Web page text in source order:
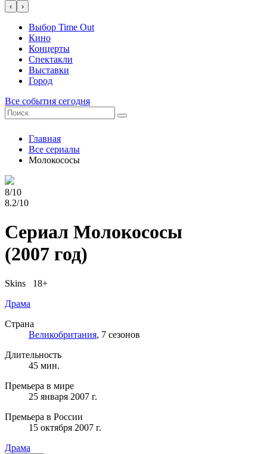
‹ ›
Выбор Time Out
Кино
Концерты
Спектакли
Выставки
Город
Все события сегодня
Главная
Все сериалы
Молокососы
8/10
8.2/10
Сериал Молокососы
(2007 год)
Skins 18+
Драма
Страна
Великобритания, 7 сезонов
Длительность
45 мин.
Премьера в мире
25 января 2007 г.
Премьера в России
15 октября 2007 г.
Драма